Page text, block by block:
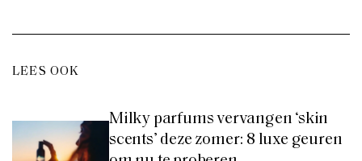
LEES OOK
Milky parfums vervangen ‘skin
scents’ deze zomer: 8 luxe geuren